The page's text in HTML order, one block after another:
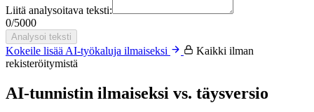
Liitä analysoitava teksti:
0/5000
Analysoi teksti
Kokeile lisää AI-työkaluja ilmaiseksi
Kaikki ilman
rekisteröitymistä
AI-tunnistin ilmaiseksi vs. täysversio